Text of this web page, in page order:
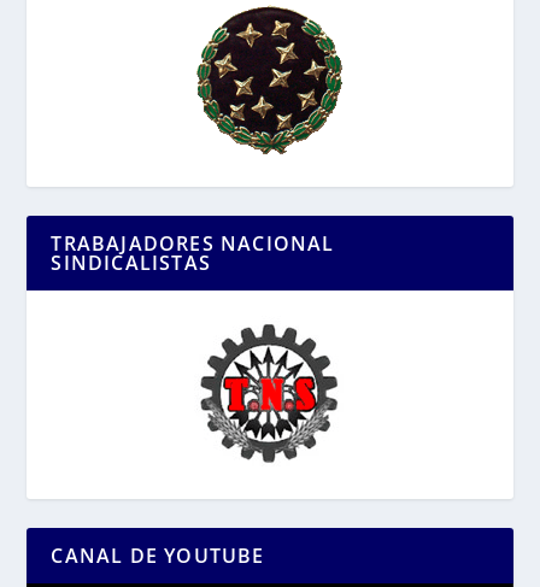
TRABAJADORES NACIONAL
SINDICALISTAS
CANAL DE YOUTUBE